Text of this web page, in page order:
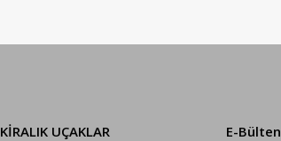
KIRALIK UÇAKLAR E-Bülten